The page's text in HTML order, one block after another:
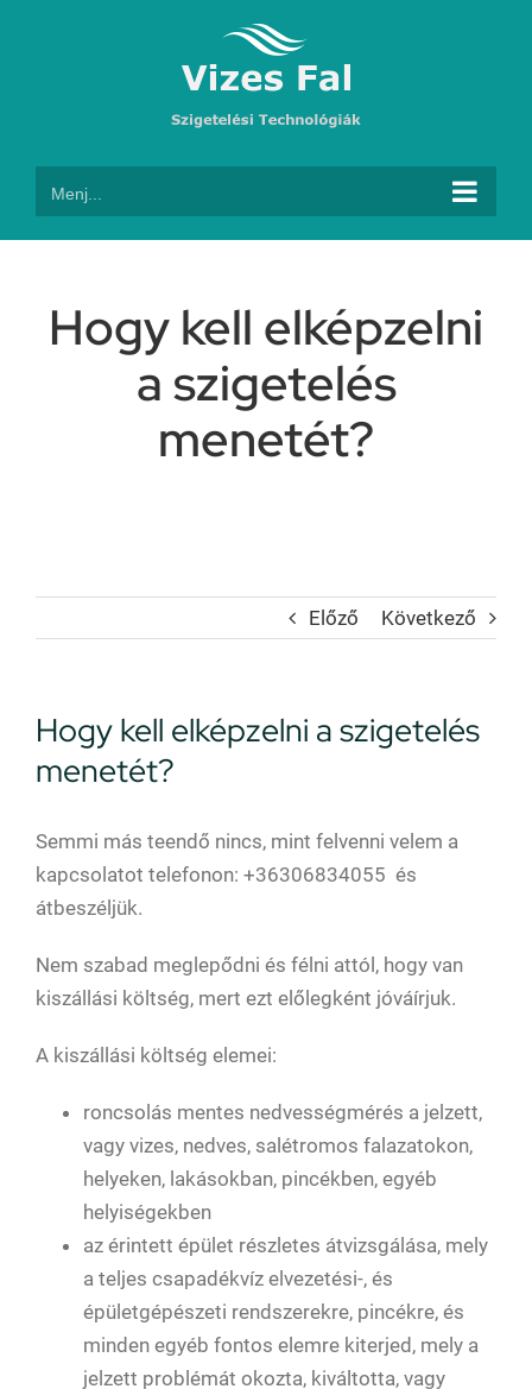
Menj...
Hogy kell elképzelni
a szigetelés
menetét?
Előző Következő
Hogy kell elképzelni a szigetelés
menetét?
Semmi más teendő nincs, mint felvenni velem a
kapcsolatot telefonon: +36306834055 és
átbeszéljük.
Nem szabad meglepődni és félni attól, hogy van
kiszállási költség, mert ezt előlegként jóváírjuk.
A kiszállási költség elemei:
roncsolás mentes nedvességmérés a jelzett,
vagy vizes, nedves, salétromos falazatokon,
helyeken, lakásokban, pincékben, egyéb
helyiségekben
az érintett épület részletes átvizsgálása, mely
a teljes csapadékvíz elvezetési-, és
épületgépészeti rendszerekre, pincékre, és
minden egyéb fontos elemre kiterjed, mely a
jelzett problémát okozta, kiváltotta, vagy